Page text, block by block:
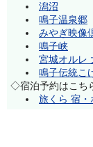
潟沼
鳴子温泉郷
みやぎ映像
鳴子峡
宮城オルレ
鳴子伝統こ
◇宿泊予約はこち
旅くら 宿・